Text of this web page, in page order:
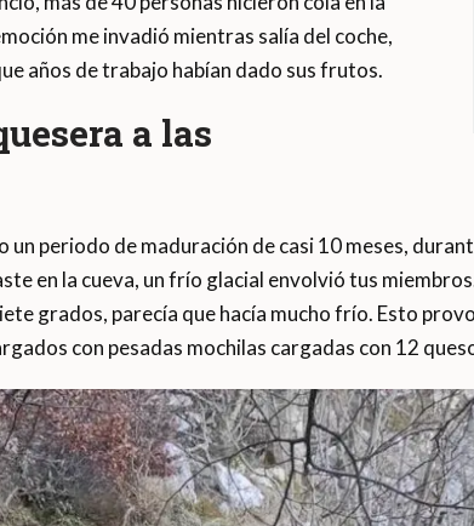
me invadió mientras salía del coche,
años de trabajo habían dado sus frutos.
a las
periodo de maduración de casi 10 meses,
en la cueva, un frío glacial envolvió tus
grados, parecía que hacía mucho frío. Esto
con pesadas mochilas cargadas con 12